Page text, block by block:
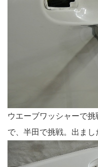
ウエーブワッシャーで
で、半田で挑戦。出まし